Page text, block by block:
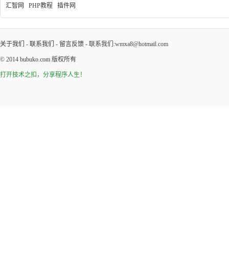
汇智网 PHP教程 插件网
关于我们 - 联系我们 - 留言反馈 - 联系我们:wmxa8@hotmail.com
© 2014 bubuko.com 版权所有
打开技术之扣，分享程序人生！